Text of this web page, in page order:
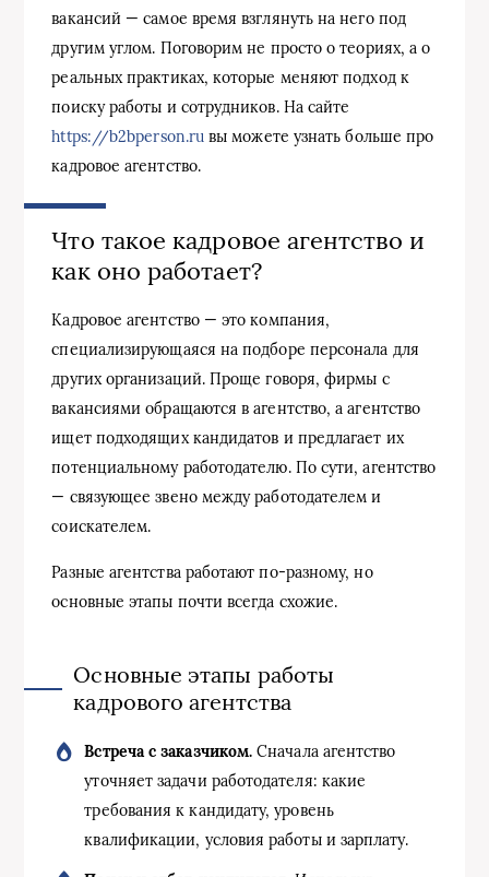
вакансий — самое время взглянуть на него под
другим углом. Поговорим не просто о теориях, а о
реальных практиках, которые меняют подход к
поиску работы и сотрудников. На сайте
https://b2bperson.ru вы можете узнать больше про
кадровое агентство.
Что такое кадровое агентство и
как оно работает?
Кадровое агентство — это компания,
специализирующаяся на подборе персонала для
других организаций. Проще говоря, фирмы с
вакансиями обращаются в агентство, а агентство
ищет подходящих кандидатов и предлагает их
потенциальному работодателю. По сути, агентство
— связующее звено между работодателем и
соискателем.
Разные агентства работают по-разному, но
основные этапы почти всегда схожие.
Основные этапы работы
кадрового агентства
Встреча с заказчиком. Сначала агентство
уточняет задачи работодателя: какие
требования к кандидату, уровень
квалификации, условия работы и зарплату.